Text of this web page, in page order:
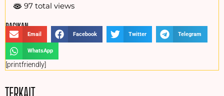
97 total views
BAGIKAN :
Email Facebook Twitter Telegram
WhatsApp
[printfriendly]